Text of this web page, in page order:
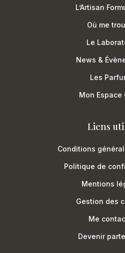
L’Artisan
Où me
Le
News &
Les
Mon Espace
Liens
Conditions
Politique de
Mentions
Gestion des
Me
Devenir